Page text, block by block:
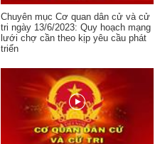
Chuyên mục Cơ quan dân cử và cử
tri ngày 13/6/2023: Quy hoạch mạng
lưới chợ cần theo kịp yêu cầu phát
triển